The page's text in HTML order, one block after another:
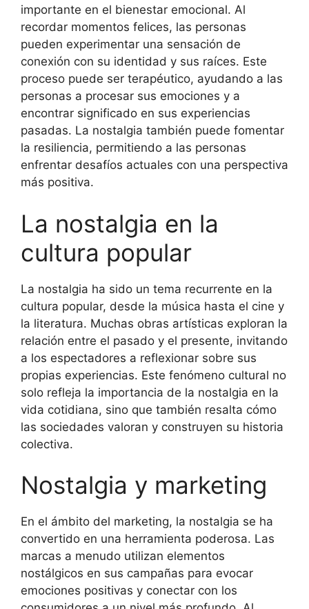
importante en el bienestar emocional. Al
recordar momentos felices, las personas
pueden experimentar una sensación de
conexión con su identidad y sus raíces. Este
proceso puede ser terapéutico, ayudando a las
personas a procesar sus emociones y a
encontrar significado en sus experiencias
pasadas. La nostalgia también puede fomentar
la resiliencia, permitiendo a las personas
enfrentar desafíos actuales con una perspectiva
más positiva.
La nostalgia en la
cultura popular
La nostalgia ha sido un tema recurrente en la
cultura popular, desde la música hasta el cine y
la literatura. Muchas obras artísticas exploran la
relación entre el pasado y el presente, invitando
a los espectadores a reflexionar sobre sus
propias experiencias. Este fenómeno cultural no
solo refleja la importancia de la nostalgia en la
vida cotidiana, sino que también resalta cómo
las sociedades valoran y construyen su historia
colectiva.
Nostalgia y marketing
En el ámbito del marketing, la nostalgia se ha
convertido en una herramienta poderosa. Las
marcas a menudo utilizan elementos
nostálgicos en sus campañas para evocar
emociones positivas y conectar con los